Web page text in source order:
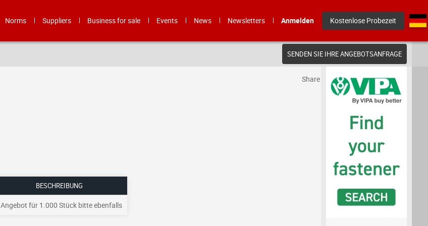
Norms Suppliers Business for sale Events News Newsletters Anmelden Kostenlose Probezeit
SENDEN SIE IHRE ANGEBOTSANFRAGE
BESCHREIBUNG
Angebot für 1.000 Stück bitte ebenfalls
Share